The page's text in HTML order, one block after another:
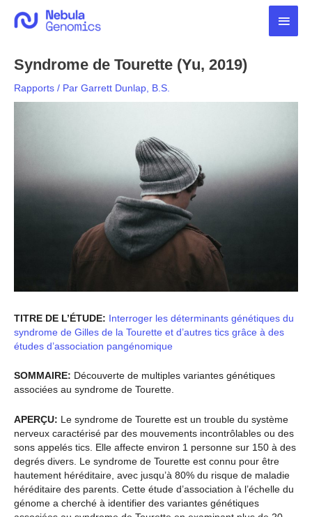
Syndrome de Tourette (Yu, 2019)
Rapports / Par Garrett Dunlap, B.S.
TITRE DE L’ÉTUDE: Interroger les déterminants génétiques du
syndrome de Gilles de la Tourette et d’autres tics grâce à des
études d’association pangénomique
SOMMAIRE: Découverte de multiples variantes génétiques
associées au syndrome de Tourette.
APERÇU: Le syndrome de Tourette est un trouble du système
nerveux caractérisé par des mouvements incontrôlables ou des
sons appelés tics. Elle affecte environ 1 personne sur 150 à des
degrés divers. Le syndrome de Tourette est connu pour être
hautement héréditaire, avec jusqu’à 80% du risque de maladie
héréditaire des parents. Cette étude d’association à l’échelle du
génome a cherché à identifier des variantes génétiques